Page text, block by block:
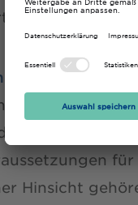
– mit
und
und
Hinsicht